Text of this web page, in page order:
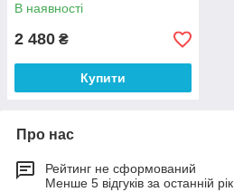
В наявності
2 480 ₴
Купити
Про нас
Рейтинг не сформований
Менше 5 відгуків за останній рік